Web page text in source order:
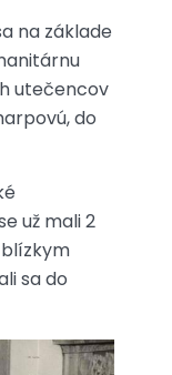
na základe
utečencov
do
už mali 2
blízkym
sa do